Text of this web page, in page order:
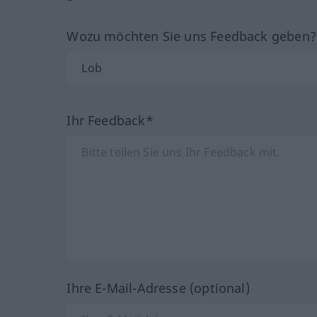
Wozu möchten Sie uns Feedback
Ihr Feedback*
Ihre E-Mail-Adresse (optional)